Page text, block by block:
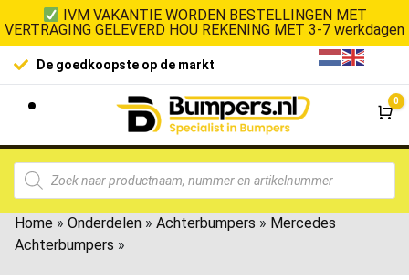
IVM VAKANTIE WORDEN BESTELLINGEN MET
VERTRAGING GELEVERD HOU REKENING MET 3-7 werkdagen
De goedkoopste op de markt
0
Home » Onderdelen » Achterbumpers » Mercedes
Achterbumpers »